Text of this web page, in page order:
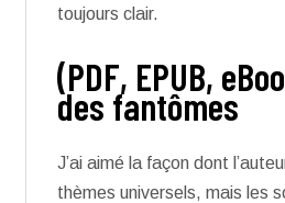
toujours clair.
(PDF, EPUB,
des fantômes
J’ai aimé la façon dont
thèmes universels, mais les